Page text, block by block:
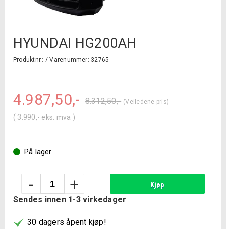
HYUNDAI HG200AH
Produktnr.: /Varenummer: 32765
8.312,50,-
4.987,50,-
( 3.990,- eks. mva )
På lager
HG200AH
antall
- + Kjøp
Sendes innen 1-3 virkedager
30 dagers åpent kjøp!